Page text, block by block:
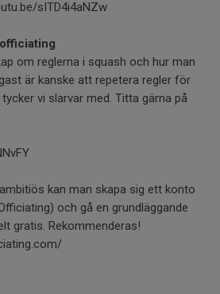
sITD4i4aNZw
om reglerna i squash och hur man
är kanske att repetera regler för
vi slarvar med. Titta gärna på
kan man skapa sig ett konto
och gå en grundläggande
gratis. Rekommenderas!